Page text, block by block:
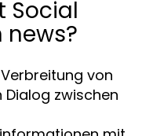
Social
news?
von
zwischen